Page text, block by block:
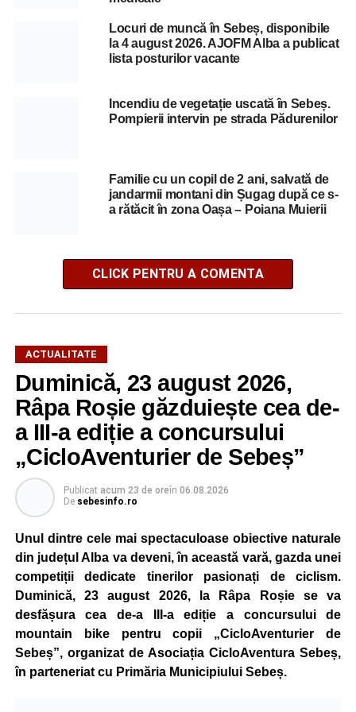
Locuri de muncă în Sebeș, disponibile
la 4 august 2026. AJOFM Alba a publicat
lista posturilor vacante
Incendiu de vegetație uscată în Sebeș.
Pompierii intervin pe strada Pădurenilor
Familie cu un copil de 2 ani, salvată de
jandarmii montani din Șugag după ce s-
a rătăcit în zona Oașa – Poiana Muierii
CLICK PENTRU A COMENTA
ACTUALITATE
Duminică, 23 august 2026,
Râpa Roșie găzduiește cea de-
a III-a ediție a concursului
„CicloAventurier de Sebeș”
Publicat acum 23 de oreîn 06.08.2026
De sebesinfo.ro
Unul dintre cele mai spectaculoase obiective naturale
din județul Alba va deveni, în această vară, gazda unei
competiții dedicate tinerilor pasionați de ciclism.
Duminică, 23 august 2026, la Râpa Roșie se va
desfășura cea de-a III-a ediție a concursului de
mountain bike pentru copii „CicloAventurier de
Sebeș”, organizat de Asociația CicloAventura Sebeș,
în parteneriat cu Primăria Municipiului Sebeș.